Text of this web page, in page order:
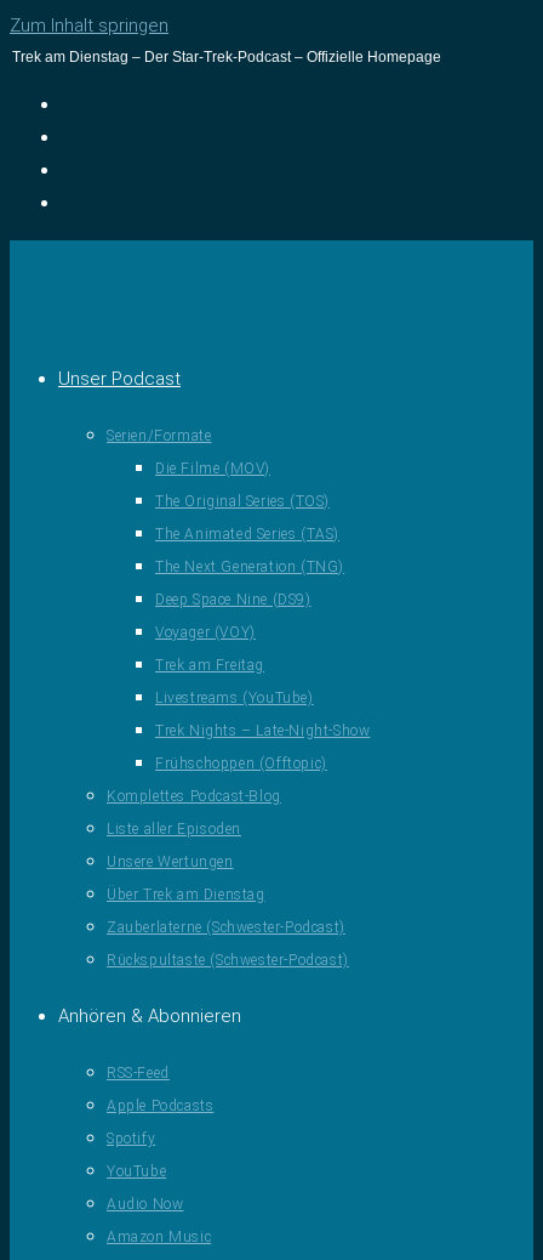
Zum Inhalt springen
Trek am Dienstag – Der Star-Trek-Podcast – Offizielle Homepage
Unser Podcast
Serien/Formate
Die Filme (MOV)
The Original Series (TOS)
The Animated Series (TAS)
The Next Generation (TNG)
Deep Space Nine (DS9)
Voyager (VOY)
Trek am Freitag
Livestreams (YouTube)
Trek Nights – Late-Night-Show
Frühschoppen (Offtopic)
Komplettes Podcast-Blog
Liste aller Episoden
Unsere Wertungen
Über Trek am Dienstag
Zauberlaterne (Schwester-Podcast)
Rückspultaste (Schwester-Podcast)
Anhören & Abonnieren
RSS-Feed
Apple Podcasts
Spotify
YouTube
Audio Now
Amazon Music